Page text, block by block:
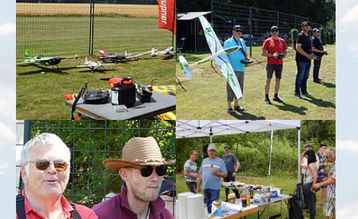
Show larger version for: Show larger version for:
Show larger version for: Show larger version for: